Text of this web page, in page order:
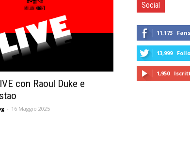
con Raoul Duke e
- 16 Maggio 2025
Social
11,173 Fans
13,999
1,950